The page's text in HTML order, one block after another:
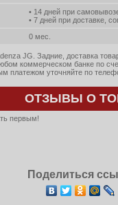
• 14 дней при
• 7 дней при доставке,
0 мес.
JG. Задние, доставка
коммерческом банке по
платежом уточняйте по
ОТЗЫВЫ О
первым!
Поделиться